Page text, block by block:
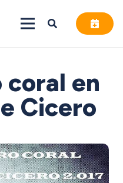
coral en
Cicero